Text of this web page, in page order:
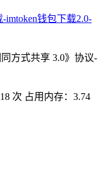
imtoken钱包下载2.0-
方式共享 3.0》协议-
次 占用内存：3.74